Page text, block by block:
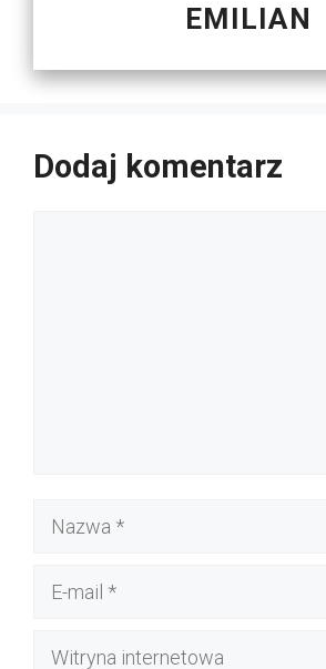
EMILIAN
Dodaj komentarz
Nazwa
Witryna